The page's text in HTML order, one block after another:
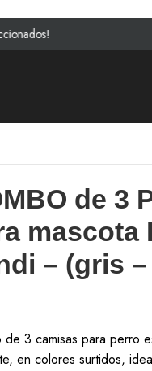
de 3
mascota
– (gris
de 3 camisas para perro
en colores surtidos,